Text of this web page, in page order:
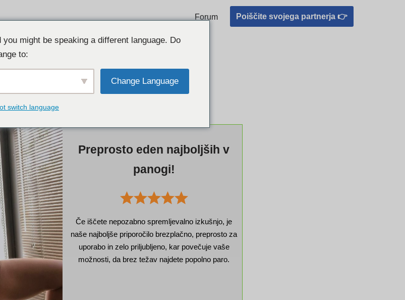
Preprosto eden najboljših v
panogi!
Če iščete nepozabno spremljevalno izkušnjo, je
naše najboljše priporočilo brezplačno, preprosto za
you might be speaking a different language. Do
to:
switch language
mesto za povezovanje! Poiščite popolno ujemanje